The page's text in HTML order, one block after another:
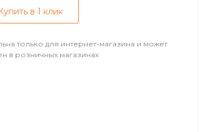
в 1 клик
только для интернет-магазина и может
в розничных магазинах